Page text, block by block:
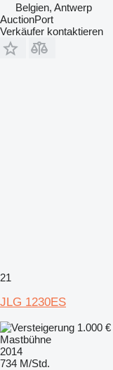
Belgien, Antwerp
AuctionPort
Verkäufer kontaktieren
21
JLG 1230ES
1.000 €
Mastbühne
2014
734 M/Std.